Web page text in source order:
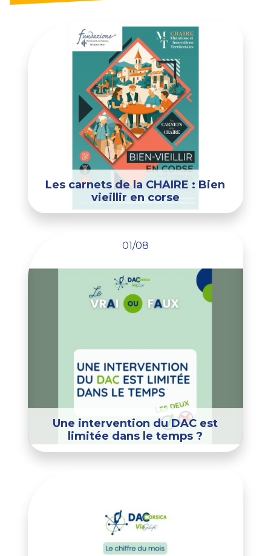
Les carnets de la CHAIRE : Bien
vieillir en corse
01/08
Une intervention du DAC est
limitée dans le temps ?